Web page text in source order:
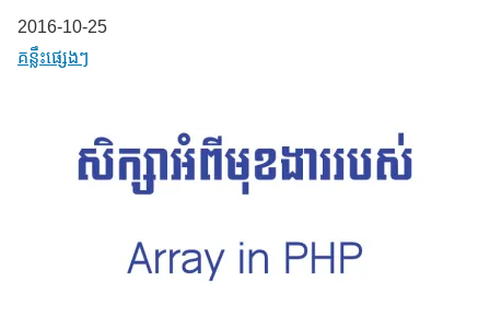
Date
2016-10-25
In relation to
គន្លឹះផ្សេងៗ